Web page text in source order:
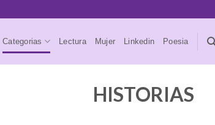
Categorias Lectura Mujer Linkedin Poesia
HISTORIAS